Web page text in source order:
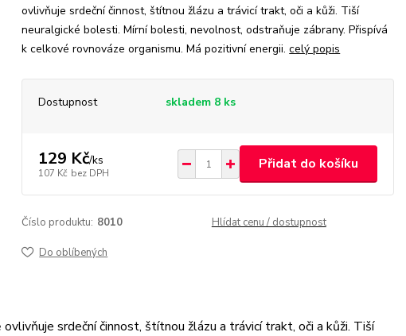
ovlivňuje srdeční činnost, štítnou žlázu a trávicí trakt, oči a kůži. Tiší
neuralgické bolesti. Mírní bolesti, nevolnost, odstraňuje zábrany. Přispívá
k celkové rovnováze organismu. Má pozitivní energii.celý popis
Dostupnost skladem 8 ks
129 Kč/ks
107 Kč bez DPH
Přidat do košíku
Číslo produktu: 8010 Hlídat cenu / dostupnost
Do oblíbených
srdeční činnost, štítnou žlázu a trávicí trakt, oči a kůži. Tiší